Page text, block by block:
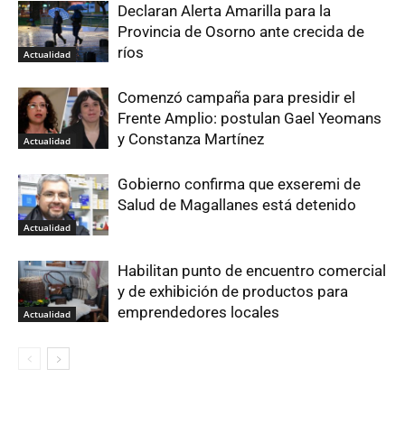
Actualidad
Declaran Alerta Amarilla para la
Provincia de Osorno ante crecida de
ríos
Actualidad
Comenzó campaña para presidir el
Frente Amplio: postulan Gael Yeomans
y Constanza Martínez
Actualidad
Gobierno confirma que exseremi de
Salud de Magallanes está detenido
Actualidad
Habilitan punto de encuentro comercial
y de exhibición de productos para
emprendedores locales